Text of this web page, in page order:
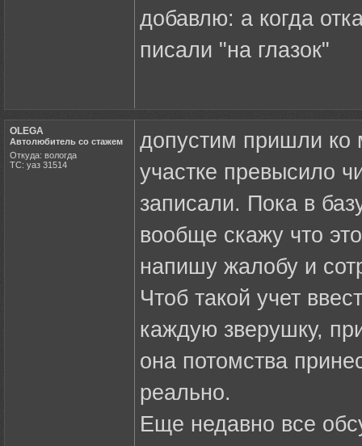
добавлю: а когда
писали "на глазок"
OLEGA
Автолюбитель со стажем
Откуда: вологда
ТС: уаз 31514
допустим пришли ко
участке превысило
записали. Пока в
вообще скажу что
напишу жалобу и
Чтоб такой учет
каждую зверушку,
она потомства
реально.
Еще недавно все